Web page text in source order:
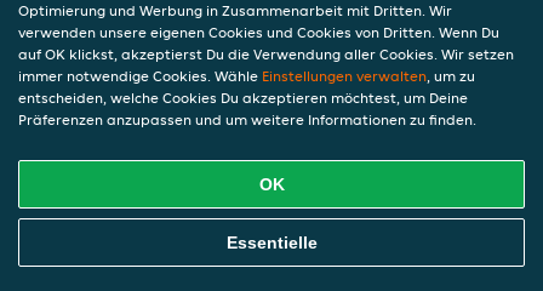
mit Lachs und Avocado
8,50 €
inkl. Pfand (0,00 €)
Spezial Roll - New Cali
mit gekochtem Thunfisch, Krebssticks,
5,50 €
Online Essen Bestellen
Optimierung und Werbung in Zusammenarbeit mit Dritten. Wir
verwenden unsere eigenen Cookies und Cookies von Dritten. Wenn Du
auf OK klickst, akzeptierst Du die Verwendung aller Cookies. Wir setzen
immer notwendige Cookies. Wähle Einstellungen verwalten, um zu
entscheiden, welche Cookies Du akzeptieren möchtest, um Deine
Präferenzen anzupassen und um weitere Informationen zu finden.
OK
Essentielle